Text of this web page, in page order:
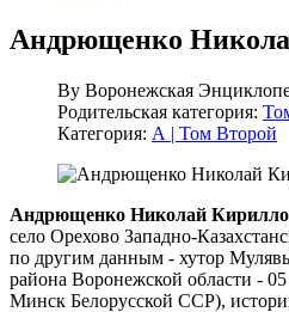
Андрющенко
By Воронежская
Родительская категория:
Категория: А | Том Второй
Андрющенко Николай
село Орехово Западно-
по другим данным - хутор
района Воронежской области -
Минск Белорусской ССР),